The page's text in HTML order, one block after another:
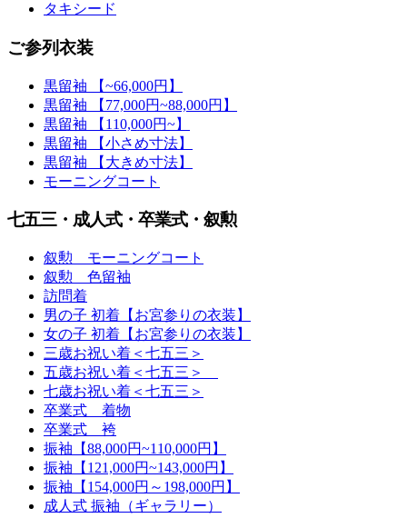
タキシード
ご参列衣装
黒留袖 【~66,000円】
黒留袖 【77,000円~88,000円】
黒留袖 【110,000円~】
黒留袖 【小さめ寸法】
黒留袖 【大きめ寸法】
モーニングコート
七五三・成人式・卒業式・叙勲
叙勲 モーニングコート
叙勲 色留袖
訪問着
男の子 初着【お宮参りの衣装】
女の子 初着【お宮参りの衣装】
三歳お祝い着＜七五三＞
五歳お祝い着＜七五三＞
七歳お祝い着＜七五三＞
卒業式 着物
卒業式 袴
振袖【88,000円~110,000円】
振袖【121,000円~143,000円】
振袖【154,000円～198,000円】
成人式 振袖（ギャラリー）